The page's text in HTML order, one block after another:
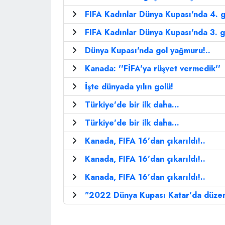
FIFA Kadınlar Dünya Kupası'nda 4.
FIFA Kadınlar Dünya Kupası'nda 3.
Dünya Kupası'nda gol yağmuru!..
Kanada: ''FİFA'ya rüşvet vermedik''
İşte dünyada yılın golü!
Türkiye'de bir ilk daha...
Türkiye'de bir ilk daha...
Kanada, FIFA 16'dan çıkarıldı!..
Kanada, FIFA 16'dan çıkarıldı!..
Kanada, FIFA 16'dan çıkarıldı!..
"2022 Dünya Kupası Katar'da